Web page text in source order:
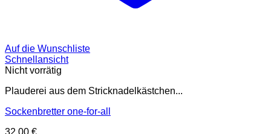
Auf die Wunschliste
Schnellansicht
Nicht vorrätig
Plauderei aus dem Stricknadelkästchen...
Sockenbretter one-for-all